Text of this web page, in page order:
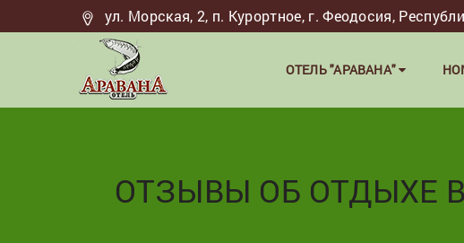
ул. Морская, 2, п. Курортное, г. Феодосия,
ОТЕЛЬ "АРАВАНА"
ОТЗЫВЫ ОБ ОТДЫХЕ